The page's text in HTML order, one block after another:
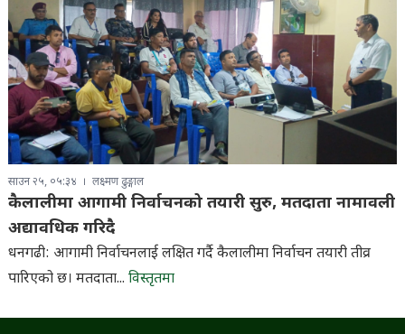
साउन २५, ०५:३४ लक्ष्मण ढुङ्गाल
कैलालीमा आगामी निर्वाचनको तयारी सुरु, मतदाता नामावली
अद्यावधिक गरिदै
धनगढी: आगामी निर्वाचनलाई लक्षित गर्दै कैलालीमा निर्वाचन तयारी तीव्र
पारिएको छ। मतदाता... विस्तृतमा